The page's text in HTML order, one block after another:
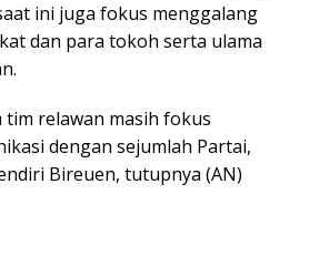
ini juga fokus menggalang
dan para tokoh serta ulama
tim relawan masih fokus
dengan sejumlah Partai,
Bireuen, tutupnya (AN)